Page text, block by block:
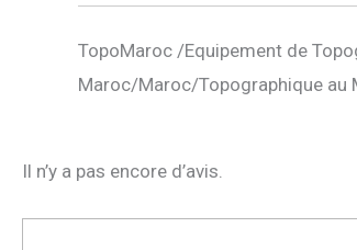
TopoMaroc /Equipement de
Maroc/Maroc/Topographique au
Il n’y a pas encore d’avis.